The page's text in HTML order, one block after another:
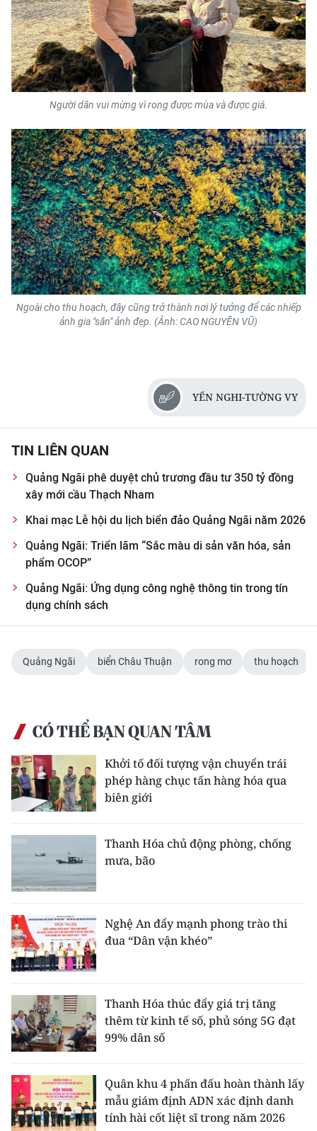
Người dân vui mừng vì rong được mùa và được giá.
Ngoài cho thu hoạch, đây cũng trở thành nơi lý tưởng để các nhiếp
ảnh gia "săn" ảnh đẹp. (Ảnh: CAO NGUYÊN VŨ)
YẾN NGHI-TƯỜNG VY
TIN LIÊN QUAN
Quảng Ngãi phê duyệt chủ trương đầu tư 350 tỷ đồng
xây mới cầu Thạch Nham
Khai mạc Lễ hội du lịch biển đảo Quảng Ngãi năm 2026
Quảng Ngãi: Triển lãm “Sắc màu di sản văn hóa, sản
phẩm OCOP”
Quảng Ngãi: Ứng dụng công nghệ thông tin trong tín
dụng chính sách
Quảng Ngãi biển Châu Thuận rong mơ thu hoạch
CÓ THỂ BẠN QUAN TÂM
Khởi tố đối tượng vận chuyển trái
phép hàng chục tấn hàng hóa qua
biên giới
Thanh Hóa chủ động phòng, chống
mưa, bão
Nghệ An đẩy mạnh phong trào thi
đua “Dân vận khéo”
Thanh Hóa thúc đẩy giá trị tăng
thêm từ kinh tế số, phủ sóng 5G đạt
99% dân số
Quân khu 4 phấn đấu hoàn thành lấy
mẫu giám định ADN xác định danh
tính hài cốt liệt sĩ trong năm 2026